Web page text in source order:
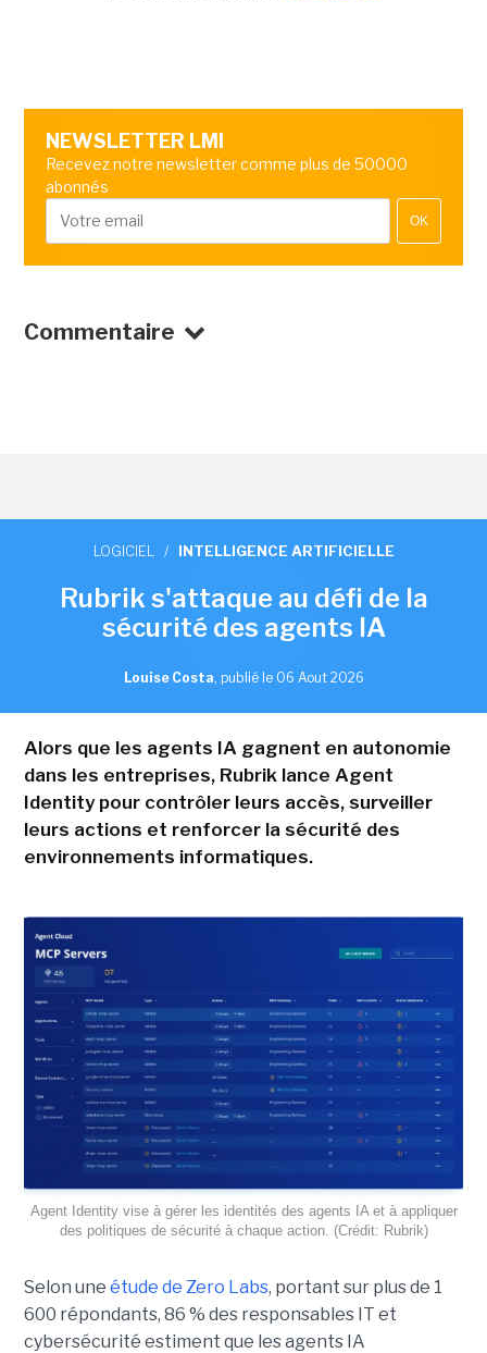
NEWSLETTER LMI
Recevez notre newsletter comme plus de 50000
abonnés
OK
Commentaire
LOGICIEL / INTELLIGENCE ARTIFICIELLE
Rubrik s'attaque au défi de la
sécurité des agents IA
Louise Costa, publié le 06 Aout 2026
Alors que les agents IA gagnent en autonomie
dans les entreprises, Rubrik lance Agent
Identity pour contrôler leurs accès, surveiller
leurs actions et renforcer la sécurité des
environnements informatiques.
Agent Identity vise à gérer les identités des agents IA et à appliquer
des politiques de sécurité à chaque action. (Crédit: Rubrik)
Selon une étude de Zero Labs, portant sur plus de 1
600 répondants, 86 % des responsables IT et
cybersécurité estiment que les agents IA